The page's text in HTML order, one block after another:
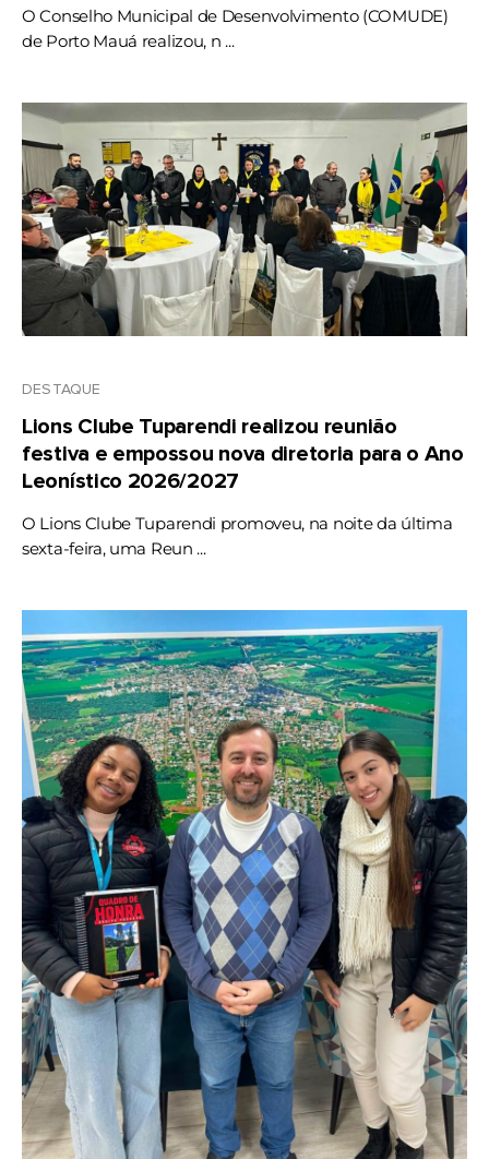
O Conselho Municipal de Desenvolvimento (COMUDE)
de Porto Mauá realizou, n ...
DESTAQUE
Lions Clube Tuparendi realizou reunião
festiva e empossou nova diretoria para o Ano
Leonístico 2026/2027
O Lions Clube Tuparendi promoveu, na noite da última
sexta-feira, uma Reun ...